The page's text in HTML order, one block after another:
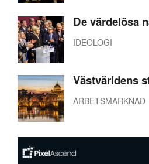
De värdelösa
IDEOLOGI
Västvärldens
ARBETSMARKNAD